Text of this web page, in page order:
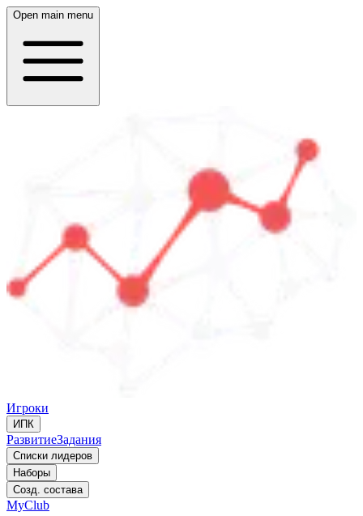
Open main menu
Игроки
ИПК
РазвитиеЗадания
Списки лидеров
Наборы
Созд. состава
MyClub